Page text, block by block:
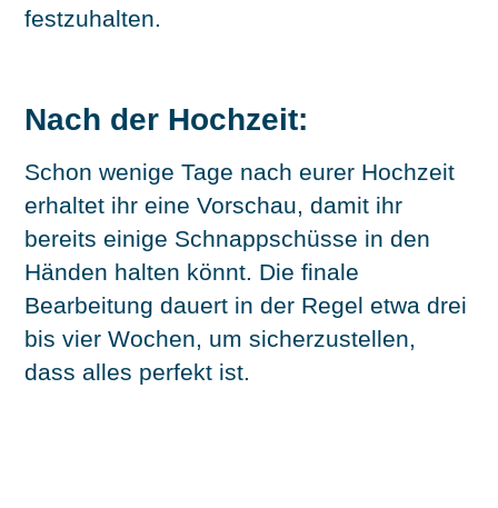
festzuhalten.
Nach der Hochzeit:
Schon wenige Tage nach eurer Hochzeit
erhaltet ihr eine Vorschau, damit ihr
bereits einige Schnappschüsse in den
Händen halten könnt. Die finale
Bearbeitung dauert in der Regel etwa drei
bis vier Wochen, um sicherzustellen,
dass alles perfekt ist.